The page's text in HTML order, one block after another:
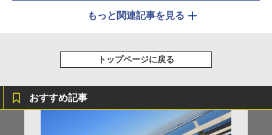
もっと関連記事を見る
トップページに戻る
おすすめ記事